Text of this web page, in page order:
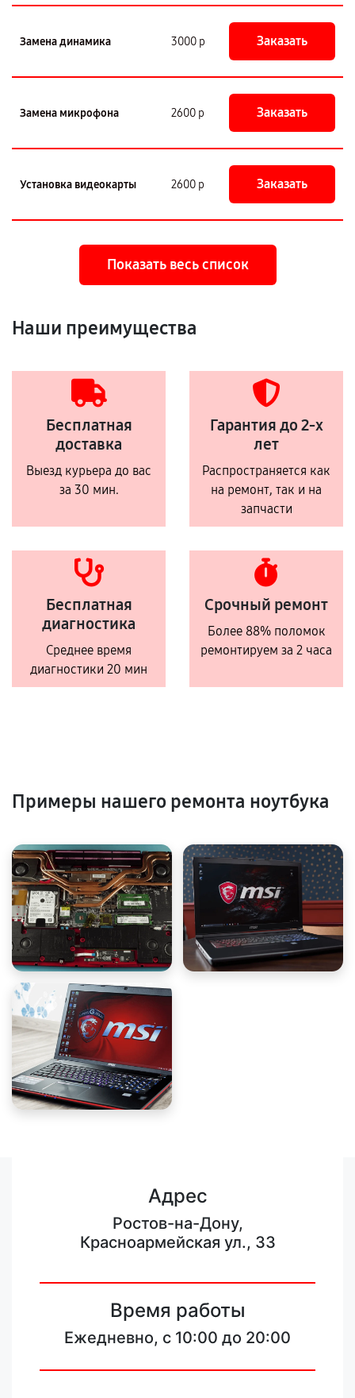
Замена динамика 3000 р Заказать
Замена микрофона 2600 р Заказать
Установка видеокарты 2600 р Заказать
Показать весь список
Наши преимущества
Бесплатная
доставка
Выезд курьера до вас
за 30 мин.
Гарантия до 2-х
лет
Распространяется как
на ремонт, так и на
запчасти
Бесплатная
диагностика
Среднее время
диагностики 20 мин
Срочный ремонт
Более 88% поломок
ремонтируем за 2 часа
Примеры нашего ремонта ноутбука
Адрес
Ростов-на-Дону,
Красноармейская ул., 33
Время работы
Ежедневно, с 10:00 до 20:00